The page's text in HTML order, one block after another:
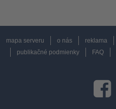
mapa serveru o nás reklama
publikačné podmienky
FAQ